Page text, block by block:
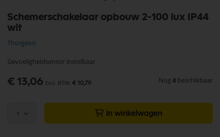
Schemerschakelaar opbouw 2-100 lux IP44
wit
Thorgeon
Gevoeligheidsensor instelbaar
€ 13,06 € 10,79 Nog 4 beschikbaar
1 In winkelwagen
naar
het
van
afbeeldingen-